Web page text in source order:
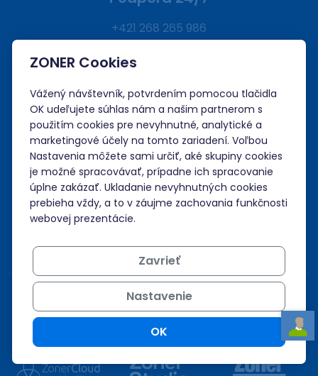
+421 268 265 986
Akceptujeme platby kartou, Google/Apple Pay,
bankovým prevodom a kreditom.
ZONER Cookies
Vážený návštevník, potvrdením pomocou tlačidla
OK udeľujete súhlas nám a našim partnerom s
použitím cookies pre nevyhnutné, analytické a
marketingové účely na tomto zariadení. Voľbou
Nastavenia môžete sami určiť, aké skupiny cookies
je možné spracovávať, prípadne ich spracovanie
úplne zakázať. Ukladanie nevyhnutných cookies
prebieha vždy, a to v záujme zachovania funkčnosti
webovej prezentácie.
Zavrieť
Nastavenie
OK